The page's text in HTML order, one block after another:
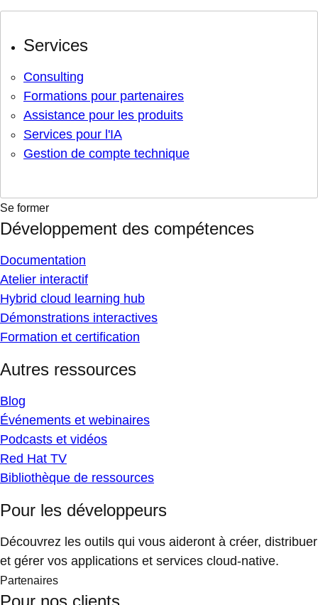
Services
Consulting
Formations pour partenaires
Assistance pour les produits
Services pour l'IA
Gestion de compte technique
Se former
Développement des compétences
Documentation
Atelier interactif
Hybrid cloud learning hub
Démonstrations interactives
Formation et certification
Autres ressources
Blog
Événements et webinaires
Podcasts et vidéos
Red Hat TV
Bibliothèque de ressources
Pour les développeurs
Découvrez les outils qui vous aideront à créer, distribuer
et gérer vos applications et services cloud-native.
Partenaires
Pour nos clients